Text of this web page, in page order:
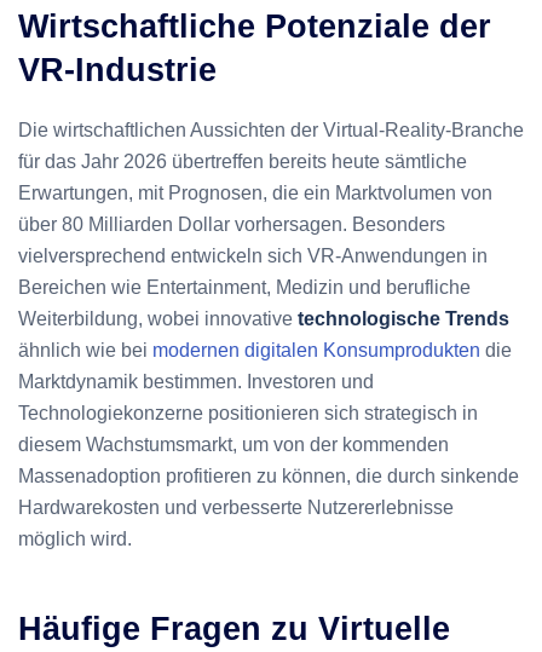
Wirtschaftliche Potenziale der
VR-Industrie
Die wirtschaftlichen Aussichten der Virtual-Reality-Branche
für das Jahr 2026 übertreffen bereits heute sämtliche
Erwartungen, mit Prognosen, die ein Marktvolumen von
über 80 Milliarden Dollar vorhersagen. Besonders
vielversprechend entwickeln sich VR-Anwendungen in
Bereichen wie Entertainment, Medizin und berufliche
Weiterbildung, wobei innovative technologische Trends
ähnlich wie bei modernen digitalen Konsumprodukten die
Marktdynamik bestimmen. Investoren und
Technologiekonzerne positionieren sich strategisch in
diesem Wachstumsmarkt, um von der kommenden
Massenadoption profitieren zu können, die durch sinkende
Hardwarekosten und verbesserte Nutzererlebnisse
möglich wird.
Häufige Fragen zu Virtuelle